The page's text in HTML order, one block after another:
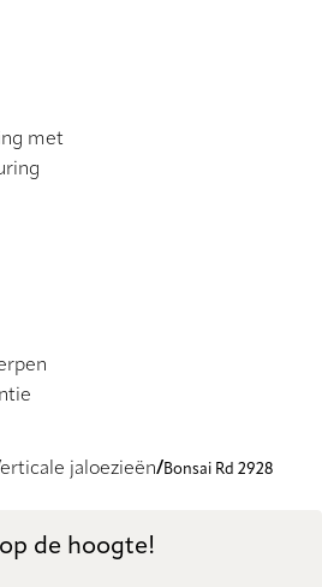
met
jaloezieën
Bonsai Rd 2928
de hoogte!